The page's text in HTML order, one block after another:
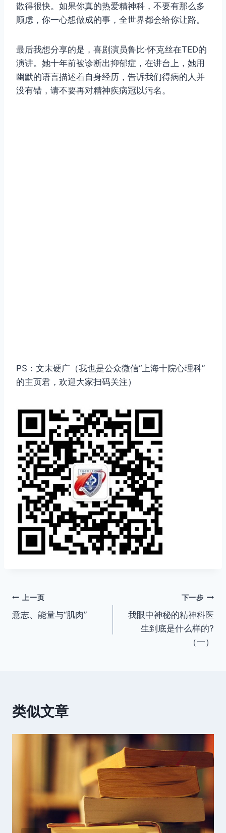
散得很快。如果你真的热爱精神科，不要有那么多
顾虑，你一心想做成的事，全世界都会给你让路。
最后我想分享的是，喜剧演员鲁比·怀克丝在TED的
演讲。她十年前被诊断出抑郁症，在讲台上，她用
幽默的语言描述着自身经历，告诉我们得病的人并
没有错，请不要再对精神疾病冠以污名。
PS：文末硬广（我也是公众微信“上海十院心理科”
的主页君，欢迎大家扫码关注）
文
章
上一页
意志、能量与“肌肉”
下一步
我眼中神秘的精神科医
生到底是什么样的?
（一）
类似文章